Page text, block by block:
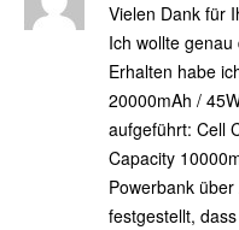
Vielen Dank für
Ich wollte
Erhalten habe
20000mAh /
aufgeführt: Cell
Capacity
Powerbank
festgestellt,